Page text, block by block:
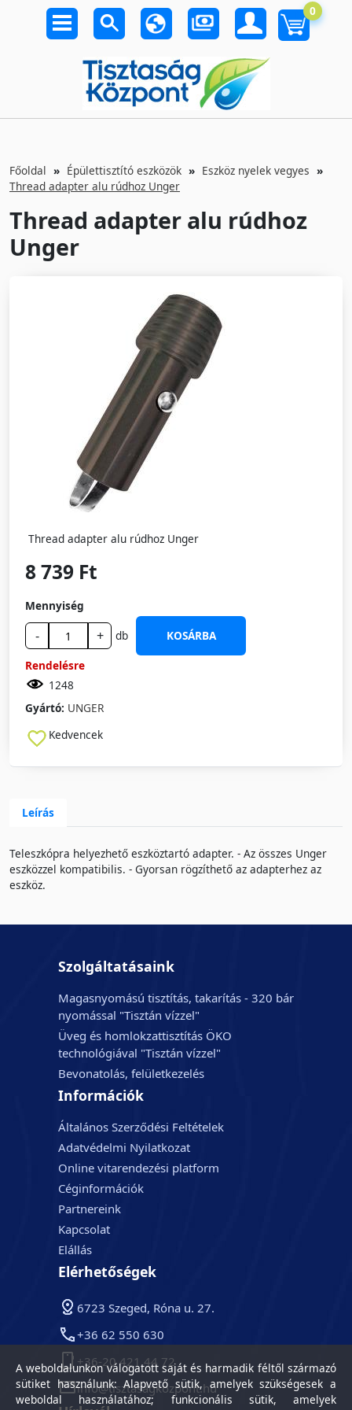
0
Főoldal Épülettisztító eszközök
Eszköz nyelek vegyes
Thread adapter alu rúdhoz Unger
Thread adapter alu rúdhoz
Unger
Thread adapter alu rúdhoz Unger
8 739 Ft
Mennyiség
- + db
KOSÁRBA
Rendelésre
1248
Gyártó: UNGER
Kedvencek
Leírás
Teleszkópra helyezhető eszköztartó adapter. - Az összes Unger
eszközzel kompatibilis. - Gyorsan rögzíthető az adapterhez az
eszköz.
Szolgáltatásaink
Magasnyomású tisztítás, takarítás - 320 bár
nyomással "Tisztán vízzel"
Üveg és homlokzattisztítás ÖKO
technológiával "Tisztán vízzel"
Bevonatolás, felületkezelés
Információk
Általános Szerződési Feltételek
Adatvédelmi Nyilatkozat
Online vitarendezési platform
Céginformációk
Partnereink
Kapcsolat
Elállás
Elérhetőségek
6723 Szeged, Róna u. 27.
+36 62 550 630
+36-20 421 44 72
info@tisztasagkozpont.hu
A weboldalunkon válogatott saját és harmadik féltől származó
sütiket használunk: Alapvető sütik, amelyek szükségesek a
weboldal használatához; funkcionális sütik, amelyek